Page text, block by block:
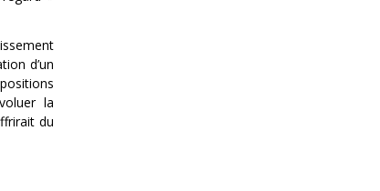
d’un
la
du